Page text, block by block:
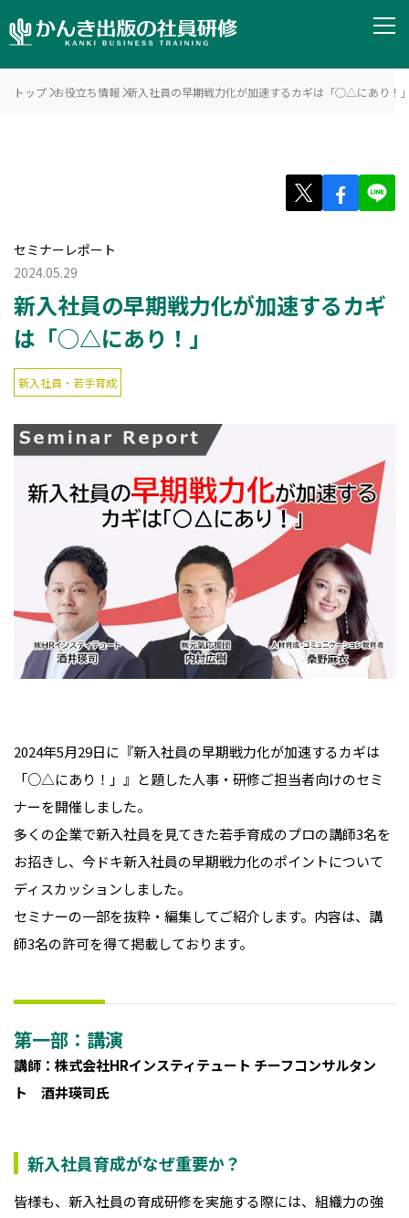
トップ お役立ち情報 新入社員の早期戦力化が加速するカギは「○△にあり！
セミナーレポート
2024.05.29
新入社員の早期戦力化が加速するカギ
は「○△にあり！」
新入社員・若手育成
2024年5月29日に『新入社員の早期戦力化が加速するカギは
「○△にあり！」』と題した人事・研修ご担当者向けのセミ
ナーを開催しました。
多くの企業で新入社員を見てきた若手育成のプロの講師3名を
お招きし、今ドキ新入社員の早期戦力化のポイントについて
ディスカッションしました。
セミナーの一部を抜粋・編集してご紹介します。内容は、講
師3名の許可を得て掲載しております。
第一部：講演
講師：株式会社HRインスティテュート チーフコンサルタン
ト 酒井瑛司氏
新入社員育成がなぜ重要か？
皆様も、新入社員の育成研修を実施する際には、組織力の強